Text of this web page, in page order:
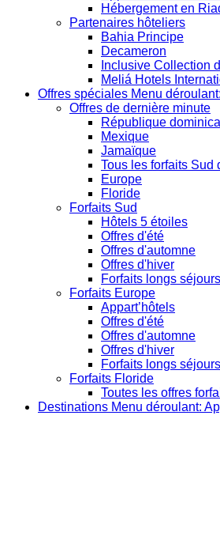
Hébergement en
Partenaires hôteliers
Bahia Principe
Decameron
Inclusive Collection
Meliá Hotels
Offres spéciales Menu
Offres de dernière minute
République
Mexique
Jamaïque
Tous les forfaits Sud
Europe
Floride
Forfaits Sud
Hôtels 5 étoiles
Offres d'été
Offres d'automne
Offres d'hiver
Forfaits longs séjours
Forfaits Europe
Appart’hôtels
Offres d'été
Offres d'automne
Offres d'hiver
Forfaits longs séjours
Forfaits Floride
Toutes les offres
Destinations Menu déroulant: